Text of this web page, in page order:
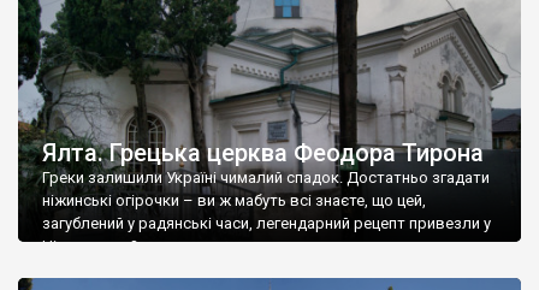
Ялта. Грецька церква Феодора Тирона
Греки залишили Україні чималий спадок. Достатньо згадати
ніжинські огірочки – ви ж мабуть всі знаєте, що цей,
загублений у радянські часи, легендарний рецепт привезли у
Ніжин греки?